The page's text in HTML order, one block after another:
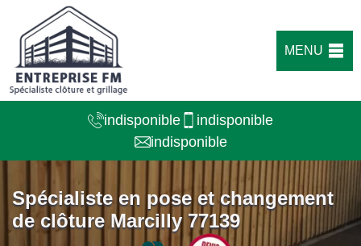
MENU
indisponible
indisponible
indisponible
Spécialiste en pose et changement
de clôture Marcilly 77139